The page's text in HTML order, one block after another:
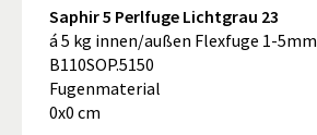
Saphir 5 Perlfuge Lichtgrau 23
á 5 kg innen/außen Flexfuge 1-5mm
B110SOP.5150
Fugenmaterial
0x0 cm